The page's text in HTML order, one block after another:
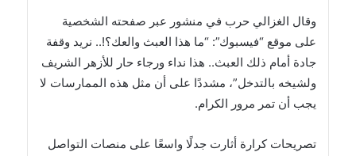
وقال الغزالي حرب في منشور عبر صفحته الشخصية
على موقع “فيسبوك”: “ما هذا العبث والعك؟!.. نريد وقفة
جادة أمام ذلك العبث.. هذا نداء ورجاء حار للأزهر الشريف
ولشيخه بالتدخل”، مشددًا على أن مثل هذه الممارسات لا
يجب أن تمر مرور الكرام.
تصريحات كرارة أثارت جدلًا واسعًا على منصات التواصل